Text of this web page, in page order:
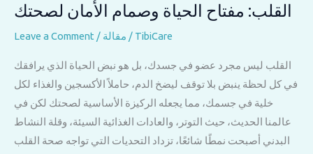
القلب: مفتاح الحياة وصمام الأمان لصحتك
Leave a Comment/ مقالة / TibiCare
القلب ليس مجرد عضو في جسدك، بل هو نبض الحياة الذي يرافقك
في كل لحظة ينبض بلا توقف ليضخ الدم، حاملاً الأكسجين والغذاء لكل
خلية في جسمك، مما يجعله الركيزة الأساسية لصحتك لكن في
عالمنا الحديث، حيث التوتر، والعادات الغذائية السيئة، وقلة النشاط
البدني أصبحت نمطًا شائعًا، تزداد التحديات التي تواجه صحة القلب